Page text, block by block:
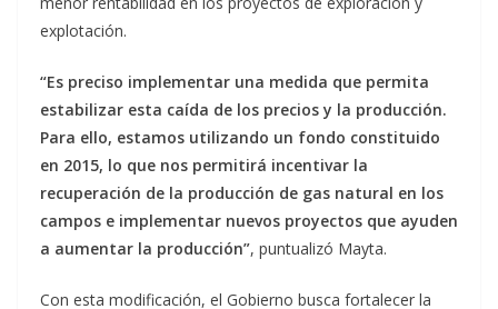
explotación.
“Es preciso implementar una medida que permita
estabilizar esta caída de los precios y la producción.
Para ello, estamos utilizando un fondo constituido
en 2015, lo que nos permitirá incentivar la
recuperación de la producción de gas natural en los
campos e implementar nuevos proyectos que ayuden
a aumentar la producción”, puntualizó Mayta.
Con esta modificación, el Gobierno busca fortalecer la